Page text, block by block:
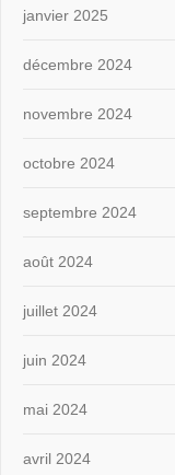
janvier 2025
décembre 2024
novembre 2024
octobre 2024
septembre 2024
août 2024
juillet 2024
juin 2024
mai 2024
avril 2024